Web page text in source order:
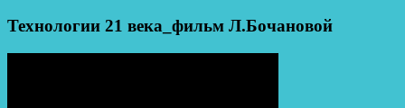
Технологии 21 века_фильм Л.Бочановой